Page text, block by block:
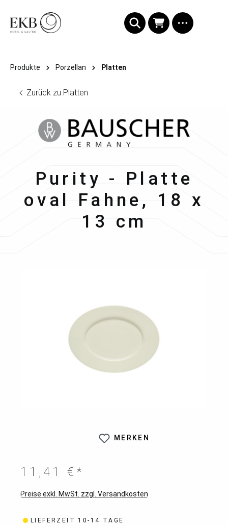
Produkte Porzellan Platten
Zurück zu Platten
Bauscher
Purity - Platte
oval Fahne, 18 x
13 cm
MERKEN
11,41 €*
Preise exkl. MwSt. zzgl. Versandkosten
LIEFERZEIT 10-14 TAGE